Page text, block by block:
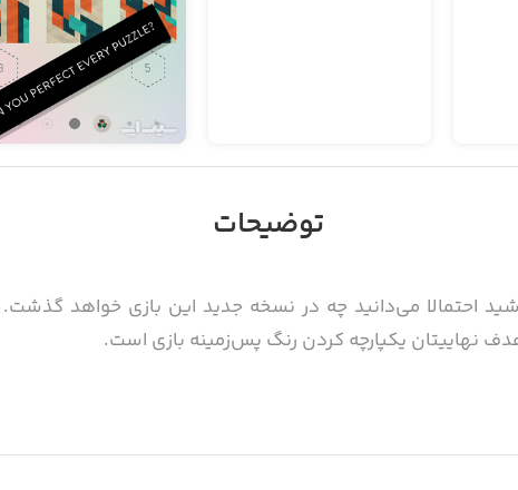
توضیحات
نهاییتان یکپارچه کردن رنگ پس‌زمینه بازی است.